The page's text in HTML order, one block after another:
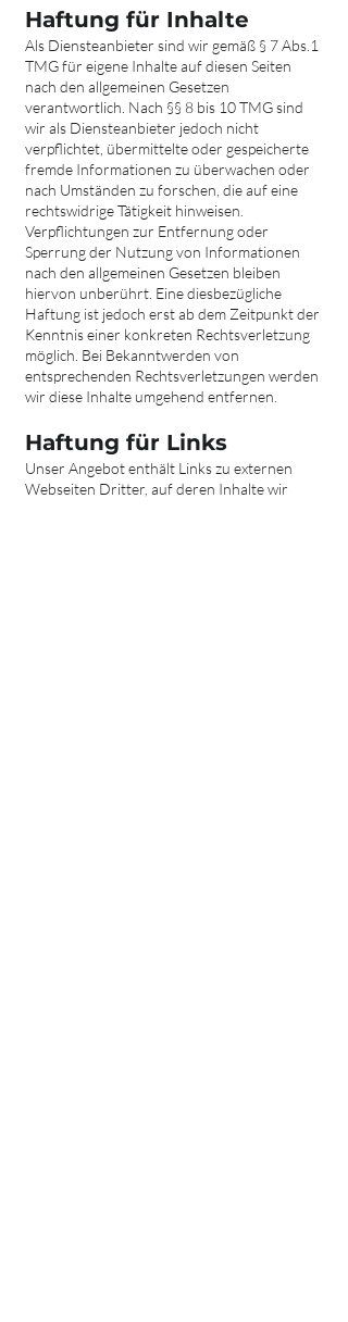
Haftung für Inhalte
Als Diensteanbieter sind wir gemäß § 7 Abs.1
TMG für eigene Inhalte auf diesen Seiten
nach den allgemeinen Gesetzen
verantwortlich. Nach §§ 8 bis 10 TMG sind
wir als Diensteanbieter jedoch nicht
verpflichtet, übermittelte oder gespeicherte
fremde Informationen zu überwachen oder
nach Umständen zu forschen, die auf eine
rechtswidrige Tätigkeit hinweisen.
Verpflichtungen zur Entfernung oder
Sperrung der Nutzung von Informationen
nach den allgemeinen Gesetzen bleiben
hiervon unberührt. Eine diesbezügliche
Haftung ist jedoch erst ab dem Zeitpunkt der
Kenntnis einer konkreten Rechtsverletzung
möglich. Bei Bekanntwerden von
entsprechenden Rechtsverletzungen werden
wir diese Inhalte umgehend entfernen.
Haftung für Links
Unser Angebot enthält Links zu externen
Webseiten Dritter, auf deren Inhalte wir